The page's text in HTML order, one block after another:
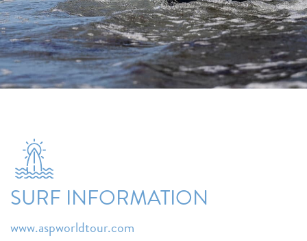
SURF INFORMATION
www.aspworldtour.com